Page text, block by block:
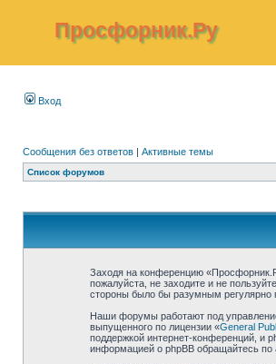
Просфорник.Ру
Вход
Сообщения без ответов | Активные темы
Список форумов
Заходя на конференцию
пожалуйста, не заходите и не
стороны было бы разумным регулярно
Наши форумы работают под
выпущенного по лицензии «General
поддержкой интернет-конференций, и
информацией о phpBB обращайтесь по